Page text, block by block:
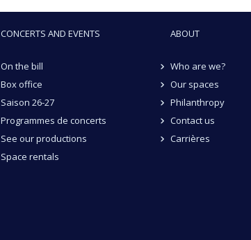
CONCERTS AND EVENTS
On the bill
Box office
Saison 26-27
Programmes de concerts
See our productions
Space rentals
ABOUT
Who are we?
Our spaces
Philanthropy
Contact us
Carrières